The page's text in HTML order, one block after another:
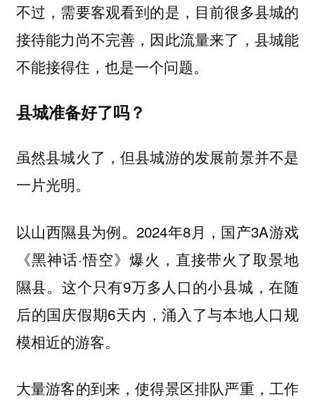
不过，需要客观看到的是，目前很多县城的
接待能力尚不完善，因此流量来了，县城能
不能接得住，也是一个问题。
县城准备好了吗？
虽然县城火了，但县城游的发展前景并不是
一片光明。
以山西隰县为例。2024年8月，国产3A游戏
《黑神话·悟空》爆火，直接带火了取景地
隰县。这个只有9万多人口的小县城，在随
后的国庆假期6天内，涌入了与本地人口规
模相近的游客。
大量游客的到来，使得景区排队严重，工作